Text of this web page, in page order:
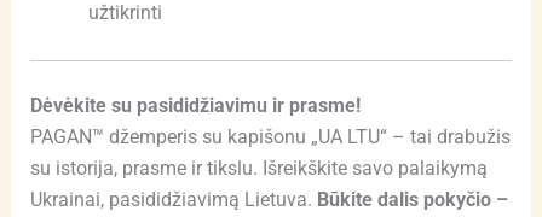
užtikrinti
Dėvėkite su pasididžiavimu ir prasme!
PAGAN™ džemperis su kapišonu „UA LTU“ – tai drabužis
su istorija, prasme ir tikslu. Išreikškite savo palaikymą
Ukrainai, pasididžiavimą Lietuva. Būkite dalis pokyčio –